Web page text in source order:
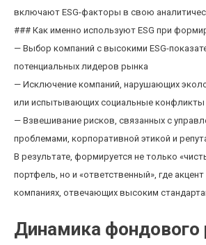
включают ESG-факторы в свою
### Как именно используют ESG при
— Выбор компаний с высокими ESG-
потенциальных лидеров рынка
— Исключение компаний, нарушающих
или испытывающих социальные конфликты
— Взвешивание рисков, связанных с
проблемами, корпоративной этикой и
В результате, формируется не только
портфель, но и «ответственный», где акцент
компаниях, отвечающих высоким
Динамика фондового